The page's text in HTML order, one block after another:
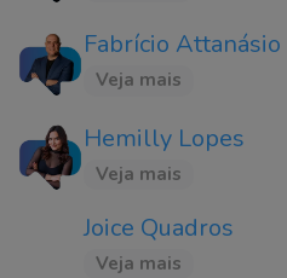
Fabrício Attanásio
Veja mais
Hemilly Lopes
Veja mais
Joice Quadros
Veja mais